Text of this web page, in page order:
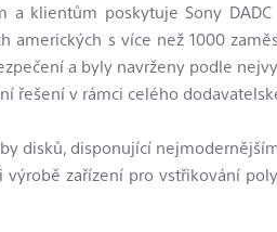
klientům poskytuje Sony
amerických s více než 1000
a byly navrženy podle
řešení v rámci celého
disků, disponující
výrobě zařízení pro vstřikování